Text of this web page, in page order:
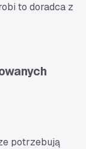
to doradca z
potrzebują